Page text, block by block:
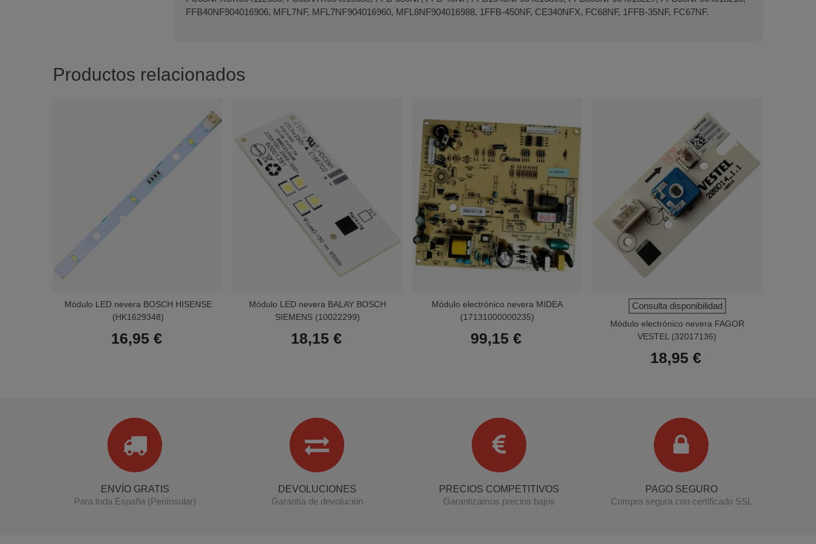
FFB40NF904016906, MFL7NF, MFL7NF904016960, MFL8NF904016988, 1FFB-450NF, CE340NFX, FC68NF, 1FFB-35NF, FC67NF.
Productos relacionados
Módulo LED nevera BOSCH HISENSE
(HK1629348)
16,95 €
Módulo LED nevera BALAY BOSCH
SIEMENS (10022299)
18,15 €
Módulo electrónico nevera MIDEA
(17131000000235)
99,15 €
Consulta disponibilidad
Módulo electrónico nevera FAGOR
VESTEL (32017136)
18,95 €
ENVÍO GRATIS
Para toda España (Penínsular)
DEVOLUCIONES
Garantía de devolución
PRECIOS COMPETITIVOS
Garantizamos precios bajos
PAGO SEGURO
Compra segura con certificado SSL
Terminal de consulta
○ Motor activo -
Módulo electrónico nevera FAGOR EDESA